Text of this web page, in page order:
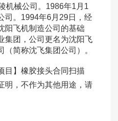
机械公司。1986年1月1
司。1994年6月29日，经
阳飞机制造公司的基础
集团，公司更名为沈阳飞
简称沈飞集团公司）。
目】橡胶接头合同扫描
明，不作为其他用途，请